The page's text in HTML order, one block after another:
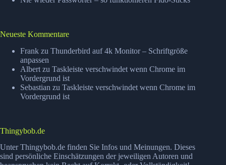
Neueste Kommentare
Frank zu Thunderbird auf 4k Monitor – Schriftgröße
anpassen
Albert zu Taskleiste verschwindet wenn Chrome im
Vordergrund ist
Sebastian zu Taskleiste verschwindet wenn Chrome im
Vordergrund ist
Thingybob.de
Unter Thingybob.de finden Sie Infos und Meinungen. Dieses
sind persönliche Einschätzungen der jeweiligen Autoren und